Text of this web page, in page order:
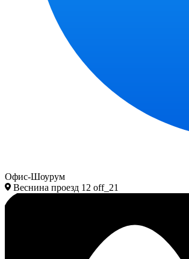
Офис-Шоурум
Веснина проезд 12 off_21